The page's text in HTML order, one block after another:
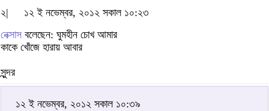
২|
১২ ই নভেম্বর, ২০১২ সকাল ১০:২৩
নেক্সাস বলেছেন: ঘুমহীন চোখ আমার
কাকে খোঁজে হারায় আবার
সুন্দর
১২ ই নভেম্বর, ২০১২ সকাল ১০:৩৯